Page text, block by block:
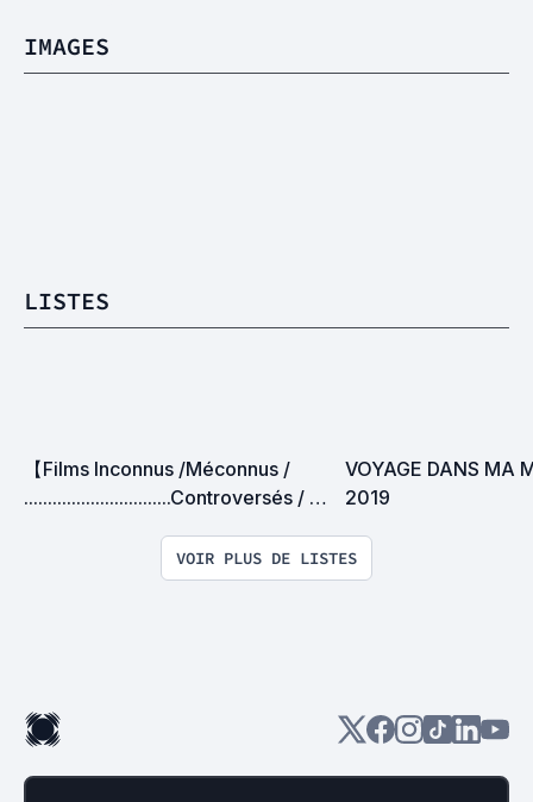
IMAGES
LISTES
【Films Inconnus /Méconnus /
...............................Controversés /
VOYAGE DANS MA
2019
VOIR PLUS DE LISTES